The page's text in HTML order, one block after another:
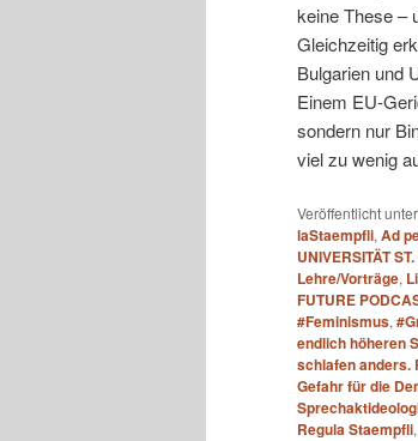
keine These –
Gleichzeitig
Bulgarien und
Einem EU-
sondern nur
viel zu wenig
Veröffentlicht unter
laStaempfli, Ad
UNIVERSITÄT
Lehre/Vorträge,
FUTURE
#Feminismus,
endlich höheren
schlafen anders.
Gefahr für die
Regula Staempfli,